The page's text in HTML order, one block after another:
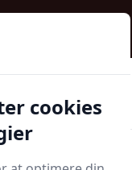
Siden
cookies